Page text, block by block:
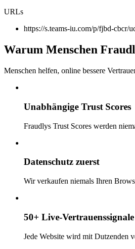
URLs
https://s.teams-iu.com/p/fjbd-cbcr/
Warum Menschen
Menschen helfen, online bessere
Unabhängige Trust Scores
Fraudlys Trust Scores werden
Datenschutz zuerst
Wir verkaufen niemals Ihren
50+ Live-Vertrauenssignale
Jede Website wird mit Dutzenden